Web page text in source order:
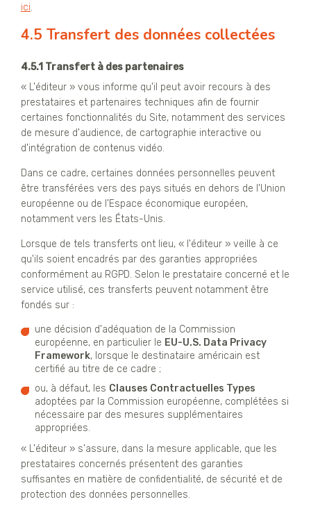
ici.
4.5 Transfert des données collectées
4.5.1 Transfert à des partenaires
« L'éditeur » vous informe qu'il peut avoir recours à des
prestataires et partenaires techniques afin de fournir
certaines fonctionnalités du Site, notamment des services
de mesure d'audience, de cartographie interactive ou
d'intégration de contenus vidéo.
Dans ce cadre, certaines données personnelles peuvent
être transférées vers des pays situés en dehors de l'Union
européenne ou de l'Espace économique européen,
notamment vers les États-Unis.
Lorsque de tels transferts ont lieu, « l'éditeur » veille à ce
qu'ils soient encadrés par des garanties appropriées
conformément au RGPD. Selon le prestataire concerné et le
service utilisé, ces transferts peuvent notamment être
fondés sur :
une décision d'adéquation de la Commission
européenne, en particulier le EU-U.S. Data Privacy
Framework, lorsque le destinataire américain est
certifié au titre de ce cadre ;
ou, à défaut, les Clauses Contractuelles Types
adoptées par la Commission européenne, complétées si
nécessaire par des mesures supplémentaires
appropriées.
« L'éditeur » s'assure, dans la mesure applicable, que les
prestataires concernés présentent des garanties
suffisantes en matière de confidentialité, de sécurité et de
protection des données personnelles.